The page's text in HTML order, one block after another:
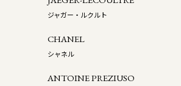
ジャガー・ルクルト
CHANEL
シャネル
ANTOINE PREZIUSO